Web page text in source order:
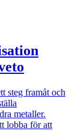
steg framåt och
metaller.
lobba för att